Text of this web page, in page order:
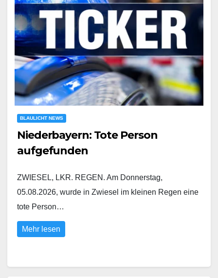
BLAULICHT NEWS
Niederbayern: Tote Person
aufgefunden
ZWIESEL, LKR. REGEN. Am Donnerstag,
05.08.2026, wurde in Zwiesel im kleinen Regen eine
tote Person…
Mehr lesen